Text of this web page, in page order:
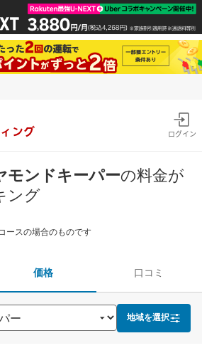
ング
ログイン
モンドキーパーの料金が
ング
ースの場合のものです
価格 口コミ
地域を選択